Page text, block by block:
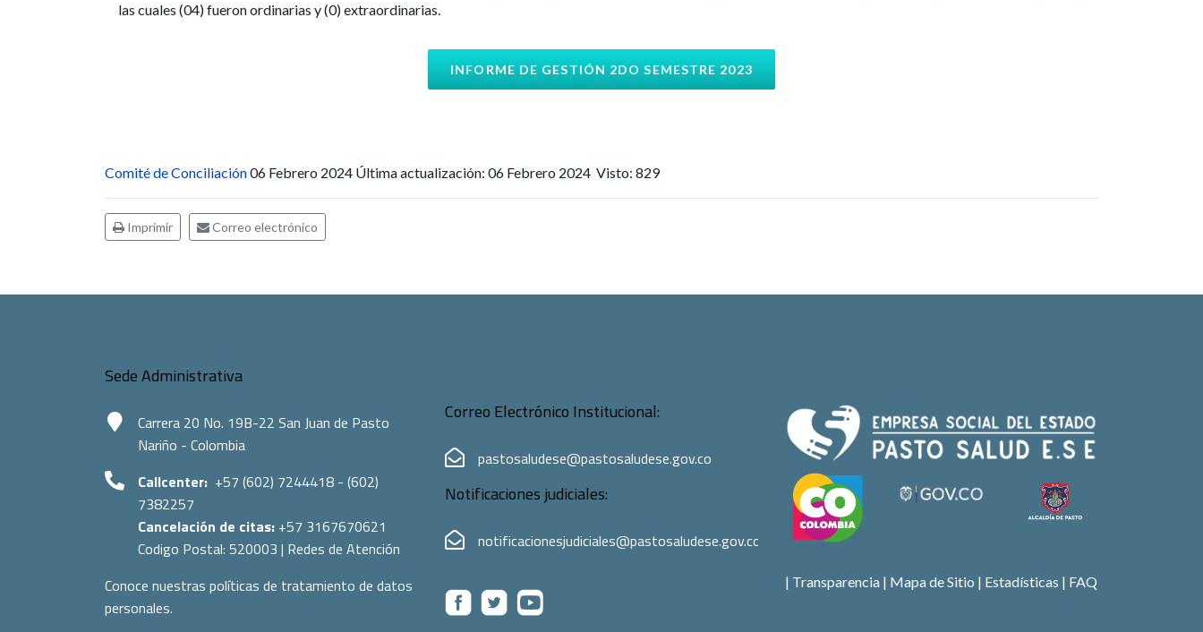
las cuales (04) fueron ordinarias y (0) extraordinarias.
INFORME DE GESTIÓN 2DO SEMESTRE 2023
Comité de Conciliación06 Febrero 2024 Última actualización: 06 Febrero 2024 Visto: 829
Imprimir Correo electrónico
Sede Administrativa
Carrera 20 No. 19B-22 San Juan de Pasto
Nariño - Colombia
Callcenter: +57 (602) 7244418 - (602)
7382257
Cancelación de citas: +57 3167670621
Codigo Postal: 520003 | Redes de Atención
Conoce nuestras políticas de tratamiento de datos
personales.
Correo Electrónico Institucional:
pastosaludese@pastosaludese.gov.co
Notificaciones judiciales:
notificacionesjudiciales@pastosaludese.gov.co
| Transparencia | Mapa de Sitio | Estadísticas | FAQ